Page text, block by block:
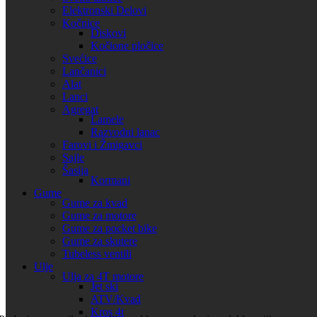
Elektronski Delovi
Kočnice
Diskovi
Kočione pločice
Svećice
Lančanici
Alat
Lanci
Agregat
Lamele
Razvodni lanac
Farovi i Žmigavci
Sajle
Šasija
Kormani
Gume
Gume za kvad
Gume za motore
Gume za pocket bike
Gume za skutere
Tubeless ventili
Ulje
Ulja za 4T motore
Jet ski
ATV/Kvad
Kros 4t
RSD
Brzi pregled
Dodaj u listu želja
Dodaj u korpu
Naslon za alu kofer X-LAND 45/55/65L
RSD
Uporedi
Brzi pregled
Dodaj u listu želja
Dodaj u korpu
Naslon za kofer za centralne kofere modela K466 i
K355